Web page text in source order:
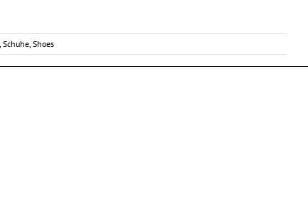
Schuhe, Shoes